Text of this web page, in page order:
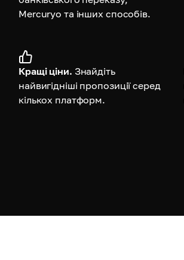
Mercuryo та інших способів.
Кращі ціни. Знайдіть
найвигідніші пропозиції серед
кількох платформ.